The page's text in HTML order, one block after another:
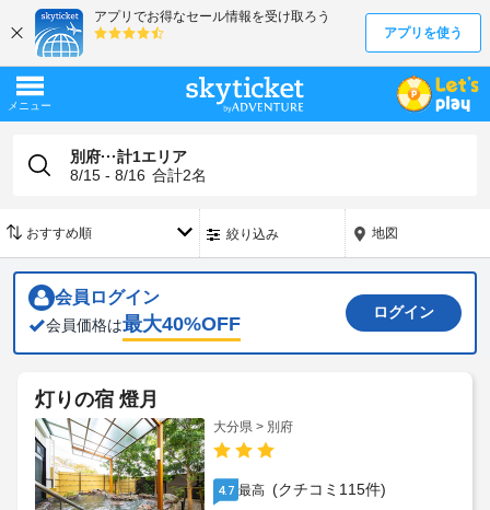
別府···計1エリア
8/15 - 8/16 合計2名
絞り込み 地図
会員ログイン
会員価格は最大40%OFF
ログイン
灯りの宿 燈月
大分県 > 別府
4.7 最高 (クチコミ115件)